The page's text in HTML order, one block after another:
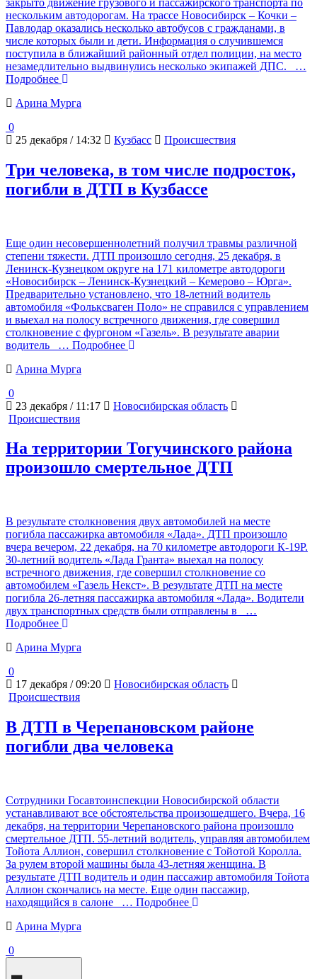
нескольким автодорогам. На трассе Новосибирск – Кочки –
Павлодар оказались несколько автобусов с гражданами, в
числе которых были и дети. Информация о случившемся
поступила в ближайший районный отдел полиции, на место
незамедлительно выдвинулись несколько экипажей ДПС.
…
Подробнее
Арина Мурга
0
25 декабря / 14:32
Кузбасс Происшествия
Три человека, в том числе подросток,
погибли в ДТП в Кузбассе
Еще один несовершеннолетний получил травмы различной
степени тяжести. ДТП произошло сегодня, 25 декабря, в
Ленинск-Кузнецком округе на 171 километре автодороги
«Новосибирск – Ленинск-Кузнецкий – Кемерово – Юрга».
Предварительно установлено, что 18-летний водитель
автомобиля «Фольксваген Поло» не справился с управлением
и выехал на полосу встречного движения, где совершил
столкновение с фургоном «Газель». В результате аварии
водитель
… Подробнее
Арина Мурга
0
23 декабря / 11:17
Новосибирская область
Происшествия
На территории Тогучинского района
произошло смертельное ДТП
В результате столкновения двух автомобилей на месте
погибла пассажирка автомобиля «Лада». ДТП произошло
вчера вечером, 22 декабря, на 70 километре автодороги К-19Р.
30-летний водитель «Лада Гранта» выехал на полосу
встречного движения, где совершил столкновение со
автомобилем «Газель Некст». В результате ДТП на месте
погибла 26-летняя пассажирка автомобиля «Лада». Водители
двух транспортных средств были отправлены в
…
Подробнее
Арина Мурга
0
17 декабря / 09:20
Новосибирская область
Происшествия
В ДТП в Черепановском районе
погибли два человека
Сотрудники Госавтоинспекции Новосибирской области
устанавливают все обстоятельства произошедшего. Вчера, 16
декабря, на территории Черепановского района произошло
смертельное ДТП. 55-летний водитель, управляя автомобилем
Тойота Аллион, совершил столкновение с Тойотой Королла.
За рулем второй машины была 43-летняя женщина. В
результате ДТП водитель и один пассажир автомобиля Тойота
Аллион скончались на месте. Еще один пассажир,
находящийся в салоне
… Подробнее
Арина Мурга
0